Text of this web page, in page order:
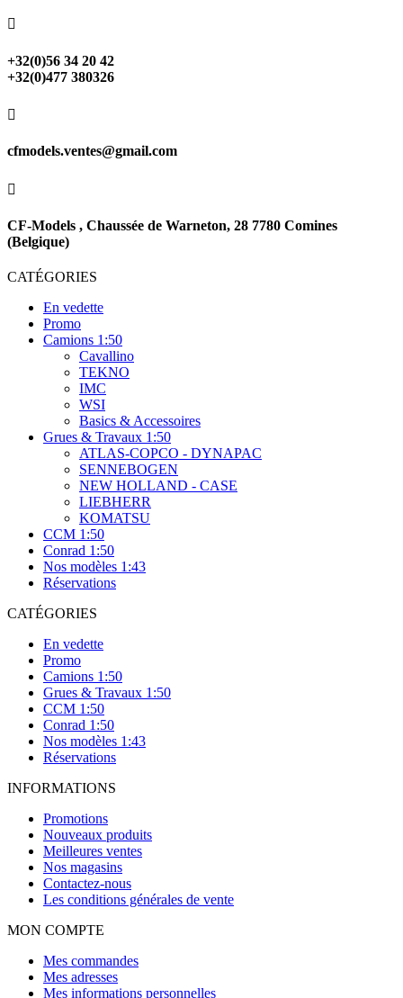

+32(0)56 34 20 42
+32(0)477 380326

cfmodels.ventes@gmail.com

CF-Models , Chaussée de Warneton, 28 7780 Comines
(Belgique)
CATÉGORIES
En vedette
Promo
Camions 1:50
Cavallino
TEKNO
IMC
WSI
Basics & Accessoires
Grues & Travaux 1:50
ATLAS-COPCO - DYNAPAC
SENNEBOGEN
NEW HOLLAND - CASE
LIEBHERR
KOMATSU
CCM 1:50
Conrad 1:50
Nos modèles 1:43
Réservations
CATÉGORIES
En vedette
Promo
Camions 1:50
Grues & Travaux 1:50
CCM 1:50
Conrad 1:50
Nos modèles 1:43
Réservations
INFORMATIONS
Promotions
Nouveaux produits
Meilleures ventes
Nos magasins
Contactez-nous
Les conditions générales de vente
MON COMPTE
Mes commandes
Mes adresses
Mes informations personnelles